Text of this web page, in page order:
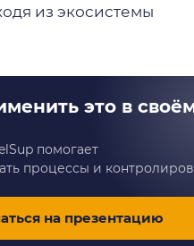
из экосистемы
это в
помогает
процессы и
на презентацию